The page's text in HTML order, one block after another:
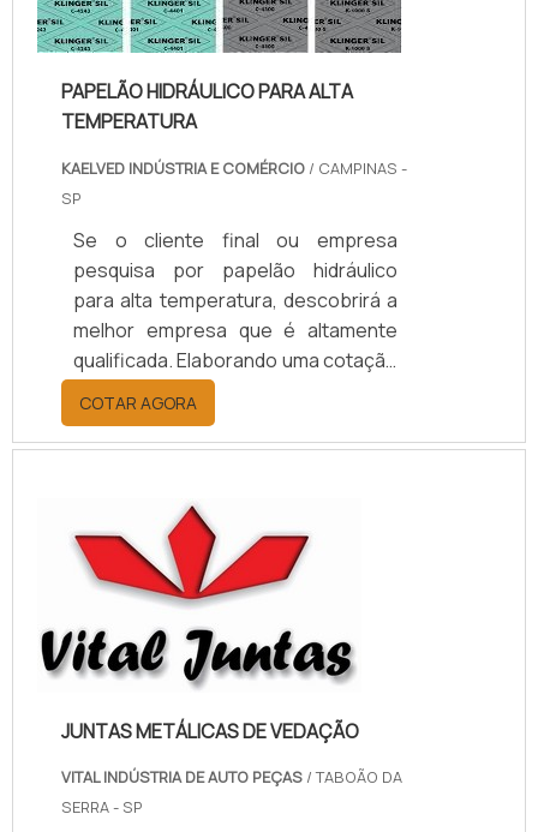
TEMPERA...
PAPELÃO HIDRÁULICO PARA ALTA
TEMPERATURA
KAELVED INDÚSTRIA E COMÉRCIO / CAMPINAS -
SP
Se o cliente final ou empresa
pesquisa por papelão hidráulico
para alta temperatura, descobrirá a
melhor empresa que é altamente
qualificada. Elaborando uma cotação
por meio da plataforma e
descobrindo a melhor referência do
mercado.MAIS INFORMAÇÕES
HIDRÁULICO PARA ALTA
TEMPERATURASe alguém pesquisar
papelão hidráulico para alta
temperatura encontra na internet a
kaelved. Uma empresa com alto
know-how em laudos ...
COTAR AGORA
JUNTAS METÁLICAS DE VEDAÇÃO
VITAL INDÚSTRIA DE AUTO PEÇAS / TABOÃO DA
SERRA - SP